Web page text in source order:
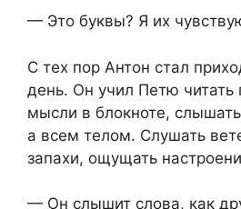
— Это буквы? Я их
С тех пор Антон стал
день. Он учил Петю читать
мысли в блокноте,
а всем телом. Слушать
запахи, ощущать
— Он слышит слова, как